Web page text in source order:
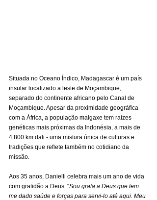
Situada no Oceano Índico, Madagascar é um país
insular localizado a leste de Moçambique,
separado do continente africano pelo Canal de
Moçambique. Apesar da proximidade geográfica
com a África, a população malgaxe tem raízes
genéticas mais próximas da Indonésia, a mais de
4.800 km dali - uma mistura única de culturas e
tradições que reflete também no cotidiano da
missão.
Aos 35 anos, Danielli celebra mais um ano de vida
com gratidão a Deus. “Sou grata a Deus que tem
me dado saúde e forças para servi-lo até aqui. Meu